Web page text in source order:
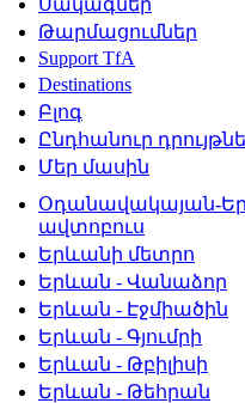
Թարմացումներ
Support TfA
Destinations
Բլոգ
Ընդհանուր
Մեր մասին
Օդանավակայան-
ավտոբուս
Երևանի մետրո
Երևան - Վանաձոր
Երևան - Էջմիածին
Երևան - Գյումրի
Երևան - Թբիլիսի
Երևան - Թեհրան